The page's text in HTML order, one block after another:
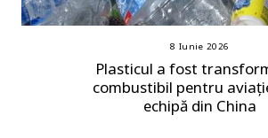
8 Iunie 2026
Plasticul a fost
combustibil pentru
echipă din China